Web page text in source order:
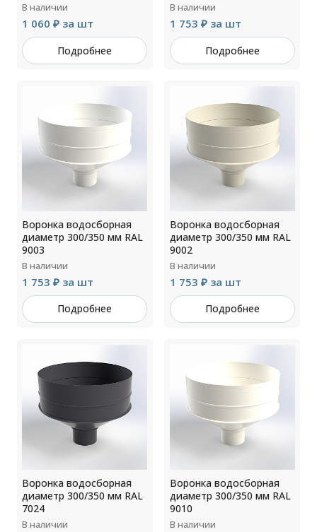
В наличии
1 060 ₽ за шт
Подробнее
В наличии
1 753 ₽ за шт
Подробнее
Воронка водосборная
диаметр 300/350 мм RAL
9003
В наличии
1 753 ₽ за шт
Подробнее
Воронка водосборная
диаметр 300/350 мм RAL
9002
В наличии
1 753 ₽ за шт
Подробнее
Воронка водосборная
диаметр 300/350 мм RAL
7024
В наличии
Воронка водосборная
диаметр 300/350 мм RAL
9010
В наличии